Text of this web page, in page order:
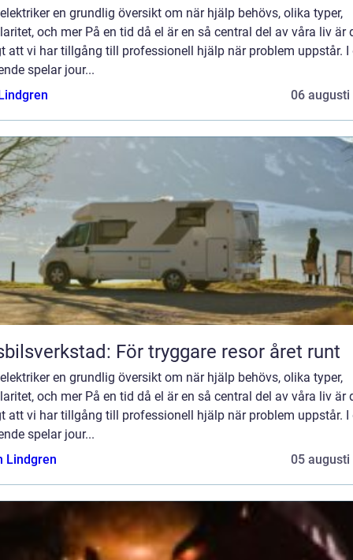
en grundlig översikt om när hjälp behövs, olika typer,
och mer På en tid då el är en så central del av våra liv är
att vi har tillgång till professionell hjälp när problem uppstår. I
spelar jour...
06 augusti
För tryggare resor året runt
en grundlig översikt om när hjälp behövs, olika typer,
och mer På en tid då el är en så central del av våra liv är
att vi har tillgång till professionell hjälp när problem uppstår. I
spelar jour...
Lindgren
05 augusti